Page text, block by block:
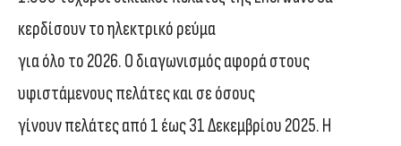
κερδίσουν το ηλεκτρικό ρεύμα
για όλο το 2026. Ο διαγωνισμός αφορά στους
υφιστάμενους πελάτες και σε όσους
γίνουν πελάτες από 1 έως 31 Δεκεμβρίου 2025. Η